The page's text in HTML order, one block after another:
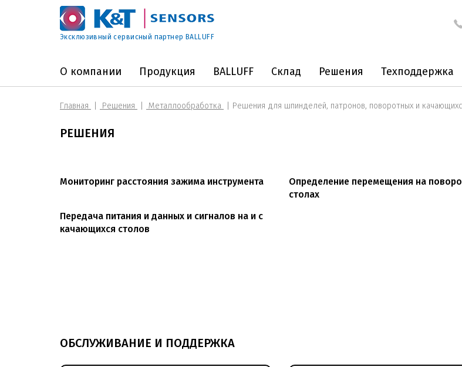
Эксклюзивный сервисный партнер BALLUFF
О компании Продукция BALLUFF Склад Решения Техподдержка
Главная Решения Металлообработка Решения для шпинделей, патронов, поворотных и
РЕШЕНИЯ
Мониторинг расстояния зажима инструмента
Определение перемещения на
столах
Передача питания и данных и сигналов на и с
качающихся столов
ОБСЛУЖИВАНИЕ И ПОДДЕРЖКА